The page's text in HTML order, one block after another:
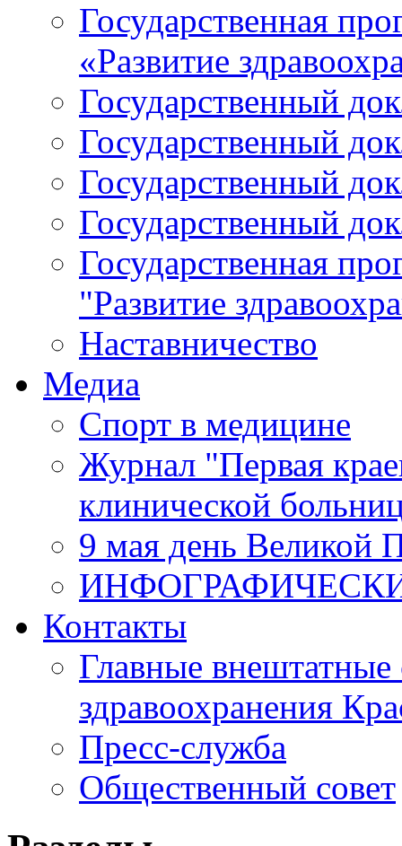
Государственная
«Развитие
Государственный
Государственный
Государственный
Государственный
Государственная
"Развитие
Наставничество
Медиа
Спорт в медицине
Журнал "Первая
клинической
9 мая день Великой
Контакты
Главные внештатные
здравоохранения
Пресс-служба
Общественный совет